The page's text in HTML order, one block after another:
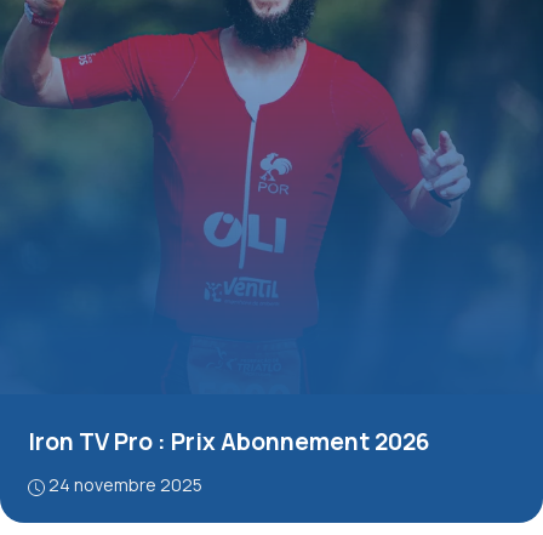
Iron TV Pro : Prix Abonnement 2026
24 novembre 2025